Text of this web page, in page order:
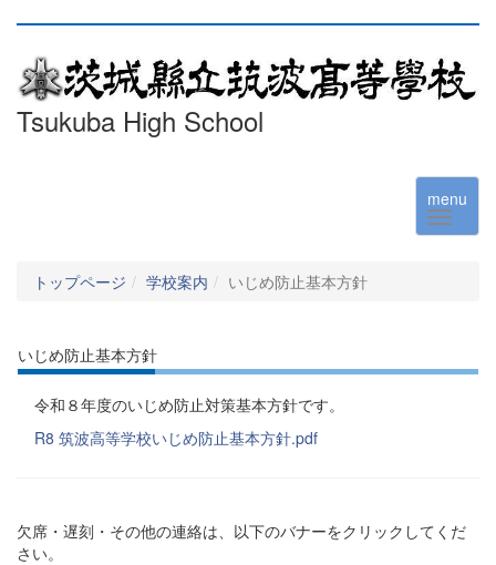
Tsukuba High School
menu
トップページ 学校案内 いじめ防止基本方針
いじめ防止基本方針
令和８年度のいじめ防止対策基本方針です。
R8 筑波高等学校いじめ防止基本方針.pdf
欠席・遅刻・その他の連絡は、以下のバナーをクリックしてくだ
さい。